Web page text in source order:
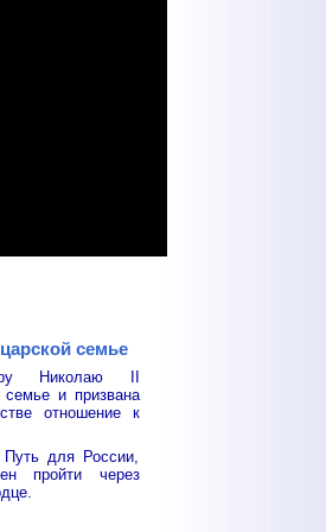
семье
Николаю II
и призвана
отношение к
для России,
пройти через